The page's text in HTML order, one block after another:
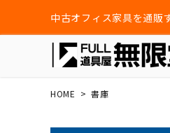
中古オフィス家具を通販
HOME 書庫